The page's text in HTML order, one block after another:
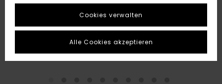
Cookies verwalten
Alle Cookies akzeptieren